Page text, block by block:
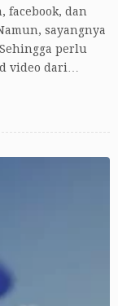
facebook, dan
sayangnya
perlu
video dari…